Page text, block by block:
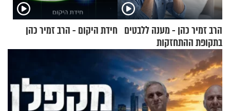
הרב זמיר כהן - מענה ללבטים
בתקופת ההתחזקות
חידת היקום - הרב זמיר כהן